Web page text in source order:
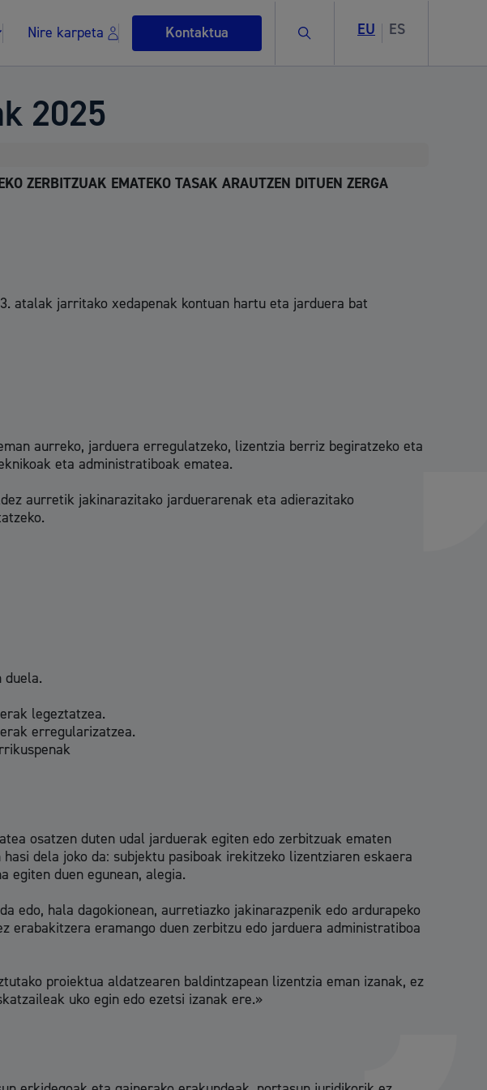
Nire karpeta Kontaktua Bilatu EU ES
Etxebizitza eta hirigintza
Berdintasuna, giza eskubideak eta bizikidetza
Turismoa
2025
ZERBITZUAK EMATEKO TASAK ARAUTZEN DITUEN ZERGA
atalak jarritako xedapenak kontuan hartu eta jarduera bat
aurreko, jarduera erregulatzeko, lizentzia berriz begiratzeko eta
eta administratiboak ematea.
aurretik jakinarazitako jarduerarenak eta adierazitako
legeztatzea.
erregularizatzea.
osatzen duten udal jarduerak egiten edo zerbitzuak ematen
dela joko da: subjektu pasiboak irekitzeko lizentziaren eskaera
egiten duen egunean, alegia.
edo, hala dagokionean, aurretiazko jakinarazpenik edo ardurapeko
erabakitzera eramango duen zerbitzu edo jarduera administratiboa
proiektua aldatzearen baldintzapean lizentzia eman izanak, ez
uko egin edo ezetsi izanak ere.»